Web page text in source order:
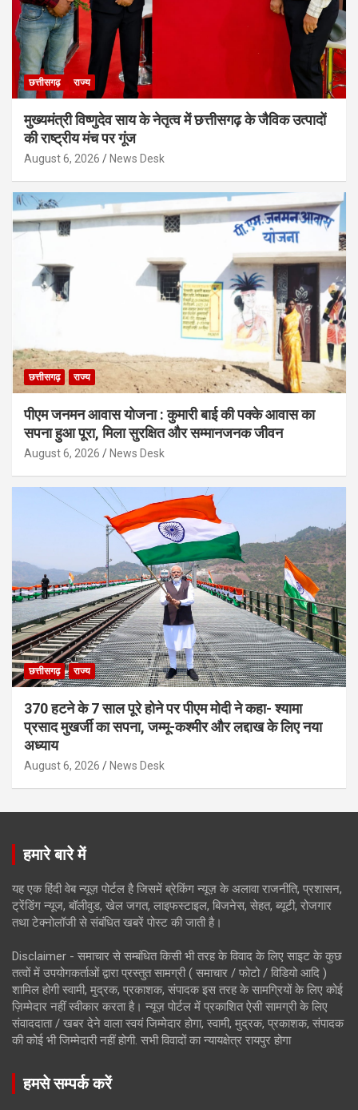
छत्तीसगढ़ राज्य
मुख्यमंत्री विष्णुदेव साय के नेतृत्व में छत्तीसगढ़ के जैविक उत्पादों
की राष्ट्रीय मंच पर गूंज
August 6, 2026 News Desk
छत्तीसगढ़ राज्य
पीएम जनमन आवास योजना : कुमारी बाई की पक्के आवास का
सपना हुआ पूरा, मिला सुरक्षित और सम्मानजनक जीवन
August 6, 2026 News Desk
छत्तीसगढ़ राज्य
370 हटने के 7 साल पूरे होने पर पीएम मोदी ने कहा- श्यामा
प्रसाद मुखर्जी का सपना, जम्मू-कश्मीर और लद्दाख के लिए नया
अध्याय
August 6, 2026 News Desk
हमारे बारे में
यह एक हिंदी वेब न्यूज़ पोर्टल है जिसमें ब्रेकिंग न्यूज़ के अलावा राजनीति, प्रशासन,
ट्रेंडिंग न्यूज, बॉलीवुड, खेल जगत, लाइफस्टाइल, बिजनेस, सेहत, ब्यूटी, रोजगार
तथा टेक्नोलॉजी से संबंधित खबरें पोस्ट की जाती है।
Disclaimer - समाचार से सम्बंधित किसी भी तरह के विवाद के लिए साइट के कुछ
तत्वों में उपयोगकर्ताओं द्वारा प्रस्तुत सामग्री ( समाचार / फोटो / विडियो आदि )
शामिल होगी स्वामी, मुद्रक, प्रकाशक, संपादक इस तरह के सामग्रियों के लिए कोई
ज़िम्मेदार नहीं स्वीकार करता है। न्यूज़ पोर्टल में प्रकाशित ऐसी सामग्री के लिए
संवाददाता / खबर देने वाला स्वयं जिम्मेदार होगा, स्वामी, मुद्रक, प्रकाशक, संपादक
की कोई भी जिम्मेदारी नहीं होगी. सभी विवादों का न्यायक्षेत्र रायपुर होगा
हमसे सम्पर्क करें